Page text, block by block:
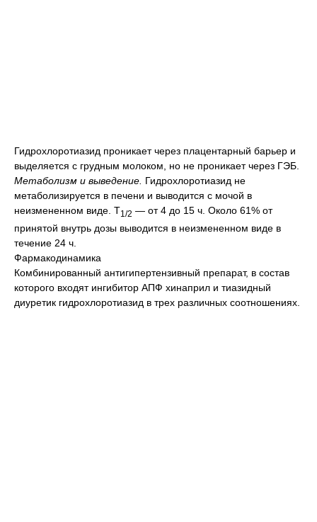
Гидрохлоротиазид проникает через плацентарный барьер и
выделяется с грудным молоком, но не проникает через ГЭБ.
Метаболизм и выведение. Гидрохлоротиазид не
метаболизируется в печени и выводится с мочой в
неизмененном виде. T1/2 — от 4 до 15 ч. Около 61% от
принятой внутрь дозы выводится в неизмененном виде в
течение 24 ч.
Фармакодинамика
Комбинированный антигипертензивный препарат, в состав
которого входят ингибитор АПФ хинаприл и тиазидный
диуретик гидрохлоротиазид в трех различных соотношениях.